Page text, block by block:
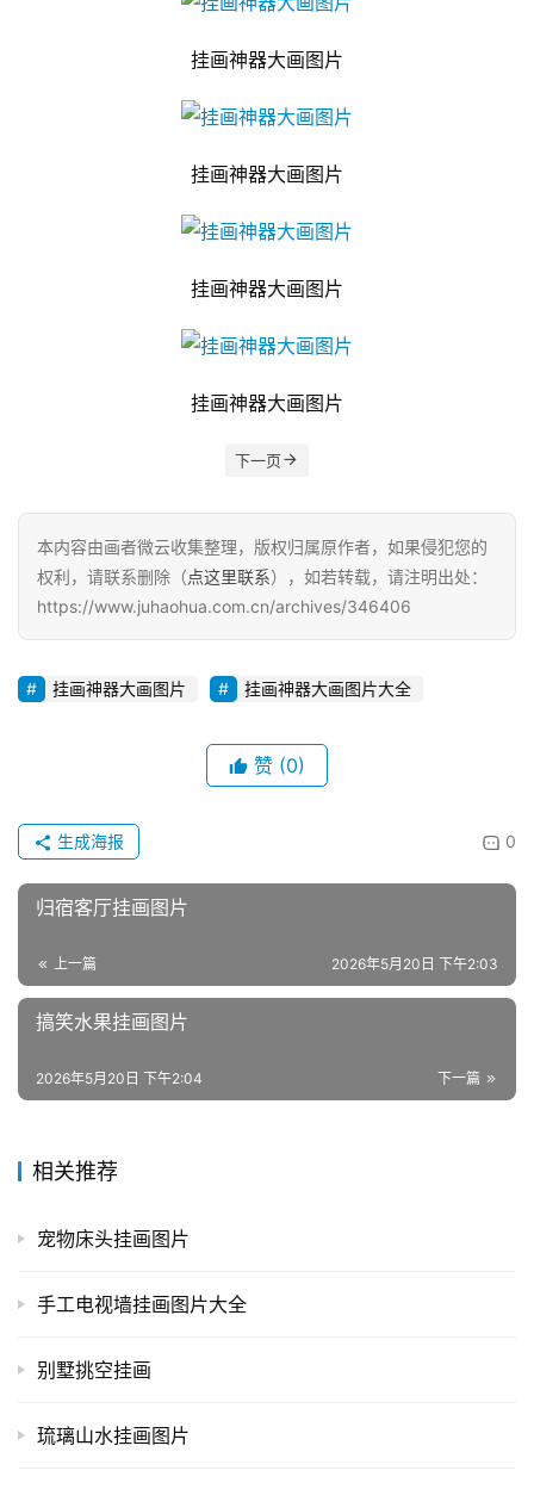
挂画神器大画图片
挂画神器大画图片
挂画神器大画图片
挂画神器大画图片
下一页
本内容由画者微云收集整理，版权归属原作者，如果侵犯您的
权利，请联系删除（点这里联系），如若转载，请注明出处：
https://www.juhaohua.com.cn/archives/346406
挂画神器大画图片 挂画神器大画图片大全
赞 (0)
0
生成海报
归宿客厅挂画图片
上一篇 2026年5月20日 下午2:03
搞笑水果挂画图片
下一篇
2026年5月20日 下午2:04
相关推荐
宠物床头挂画图片
手工电视墙挂画图片大全
别墅挑空挂画
琉璃山水挂画图片